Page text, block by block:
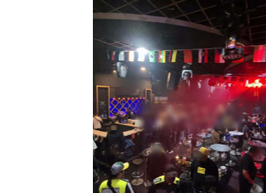
ព័ត៌មានអន្តរជាតិ
អ៊ីរ៉ង់ និងអាមេរិក អះអាងថាកិច្ច
ព្រមព្រៀងស្តីពីច្រកសមុទ្ទ
Hormuz ជិតសម្រេចបានហើយ
August 6, 2026